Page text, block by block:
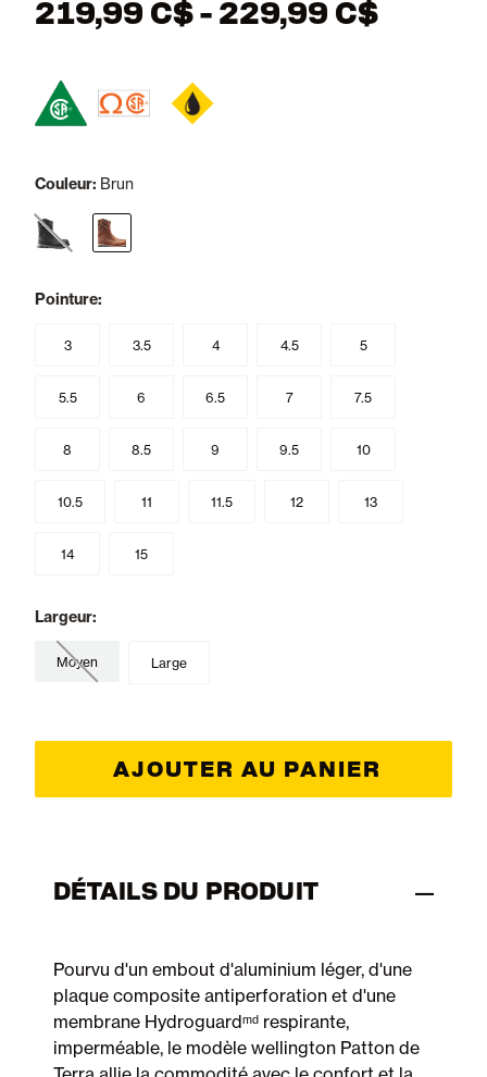
219,99 C$ - 229,99 C$
Couleur: Brun
Pointure:
3 3.5 4 4.5 5
5.5 6 6.5 7 7.5
8 8.5 9 9.5 10
10.5 11 11.5 12 13
14 15
Largeur:
Moyen Large
AJOUTER AU PANIER
DÉTAILS DU PRODUIT
Pourvu d'un embout d'aluminium léger, d'une
plaque composite antiperforation et d'une
membrane Hydroguardᵐᵈ respirante,
imperméable, le modèle wellington Patton de